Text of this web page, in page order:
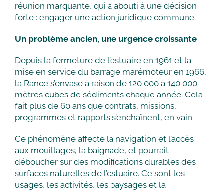
réunion marquante, qui a abouti à une décision
forte : engager une action juridique commune.
Un problème ancien, une urgence croissante
Depuis la fermeture de l’estuaire en 1961 et la
mise en service du barrage marémoteur en 1966,
la Rance s’envase à raison de 120 000 à 140 000
mètres cubes de sédiments chaque année. Cela
fait plus de 60 ans que contrats, missions,
programmes et rapports s’enchaînent, en vain.
Ce phénomène affecte la navigation et l’accès
aux mouillages, la baignade, et pourrait
déboucher sur des modifications durables des
surfaces naturelles de l’estuaire. Ce sont les
usages, les activités, les paysages et la